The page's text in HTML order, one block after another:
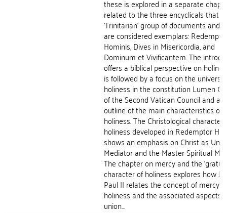
these is explored in a separate
related to the three encyclicals that
'Trinitarian' group of documents and
are considered exemplars:
Hominis, Dives in Misericordia, and
Dominum et Vivificantem. The
offers a biblical perspective on
is followed by a focus on the
holiness in the constitution Lumen
of the Second Vatican Council and an
outline of the main characteristics of
holiness. The Christological character
holiness developed in Redemptor
shows an emphasis on Christ as
Mediator and the Master Spiritual
The chapter on mercy and the
character of holiness explores how
Paul II relates the concept of mercy
holiness and the associated aspects
union...